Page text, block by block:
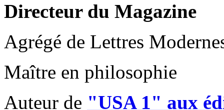
Directeur du Magazine
Agrégé de Lettres
Maître en philosophie
Auteur de "USA 1" aux